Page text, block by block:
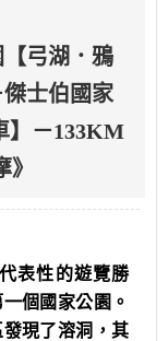
弓湖．鴉
士伯國家
】－133KM
表性的遊覽勝
個國家公園。
現了溶洞，其